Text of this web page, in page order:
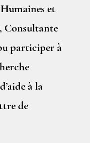
et
Consultante
participer à
à la
de